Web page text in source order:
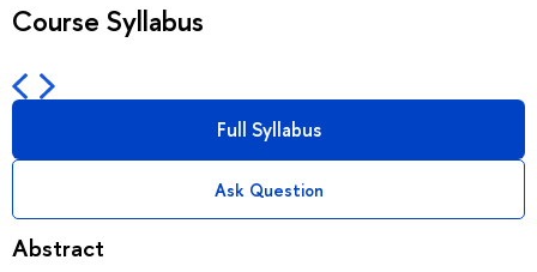
Course Syllabus
Full Syllabus
Ask Question
Abstract